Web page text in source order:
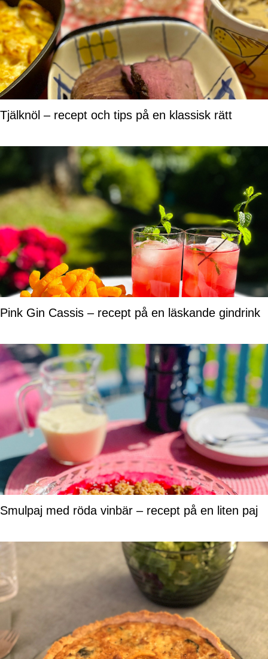
Tjälknöl – recept och tips på en klassisk rätt
Pink Gin Cassis – recept på en läskande gindrink
Smulpaj med röda vinbär – recept på en liten paj